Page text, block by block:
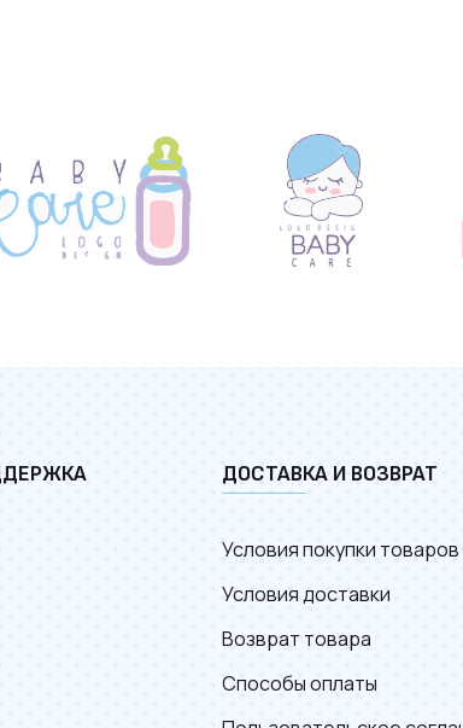
ДОСТАВКА И ВОЗВРАТ
Условия покупки товаров
Условия доставки
Возврат товара
Способы оплаты